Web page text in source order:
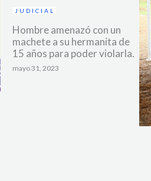
JUDICIAL
Hombre amenazó con un
machete a su hermanita de
15 años para poder violarla.
mayo 31, 2023